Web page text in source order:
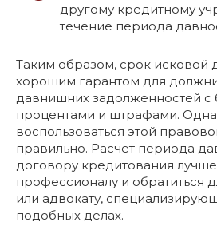
другому кредитному
течение периода
Таким образом, срок исковой
хорошим гарантом для
давнишних задолженностей
процентами и штрафами.
воспользоваться этой
правильно. Расчет периода
договору кредитования
профессионалу и обратиться
или адвокату,
подобных делах.